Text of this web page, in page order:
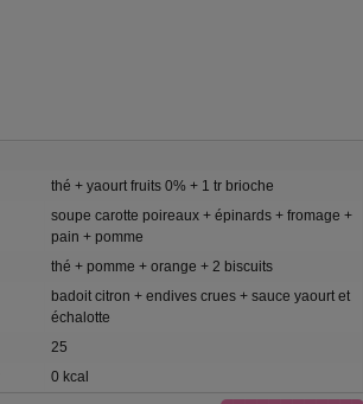
thé + yaourt fruits 0% + 1 tr brioche
soupe carotte poireaux + épinards + fromage +
pain + pomme
thé + pomme + orange + 2 biscuits
badoit citron + endives crues + sauce yaourt et
échalotte
25
0 kcal